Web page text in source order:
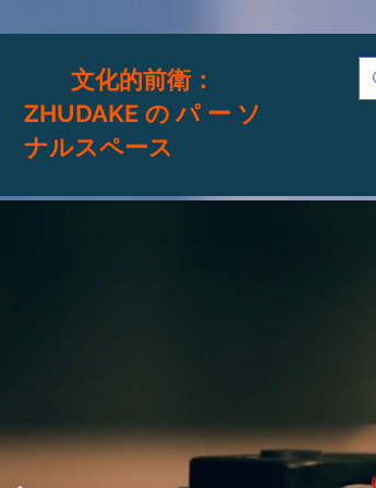
文化的前衛：
ZHUDAKEのパーソ
ナルスペース